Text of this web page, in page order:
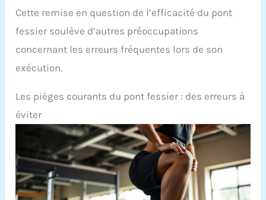
Cette remise en question de l’efficacité du pont
fessier soulève d’autres préoccupations
concernant les erreurs fréquentes lors de son
exécution.
Les pièges courants du pont fessier : des erreurs à
éviter